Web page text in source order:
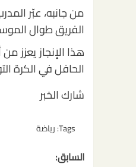
من جانبه، عبّر
الفريق طوال
الحافل في الكرة
شارك الخبر
Tags: رياضة
تصفّح
السابق: